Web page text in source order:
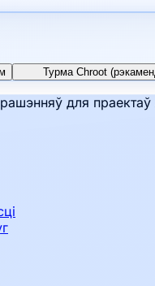
Турма Chroot
для